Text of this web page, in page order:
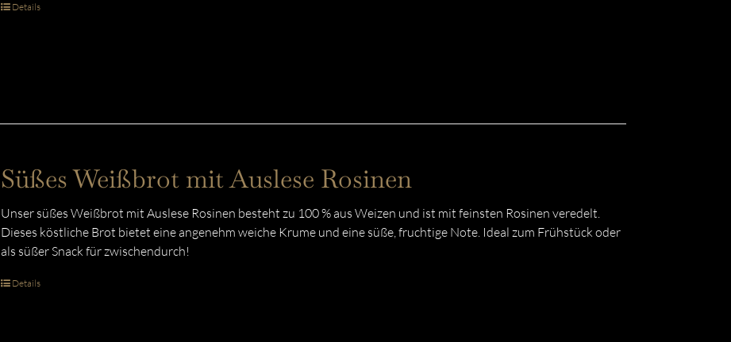
Details
Süßes Weißbrot mit Auslese Rosinen
Unser süßes Weißbrot mit Auslese Rosinen besteht zu 100 % aus Weizen und ist mit feinsten Rosinen veredelt.
Dieses köstliche Brot bietet eine angenehm weiche Krume und eine süße, fruchtige Note. Ideal zum Frühstück oder
als süßer Snack für zwischendurch!
Details